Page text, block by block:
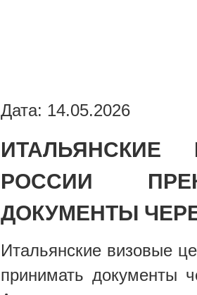
Дата: 14.05.2026
РОССИИ
ДОКУМЕНТЫ
Итальянские визовые
принимать документы